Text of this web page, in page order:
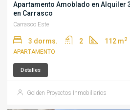
Apartamento Amoblado en Alquiler
en Carrasco
Carrasco Este
3 dorms. 2 112 m2
APARTAMENTO
Detalles
Golden Proyectos Inmobiliarios